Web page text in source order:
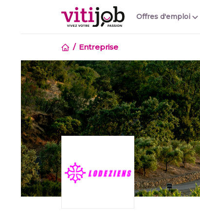
Offres d'emploi
Entreprise